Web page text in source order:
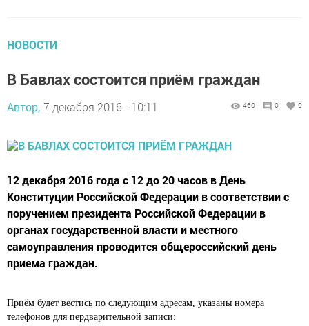
НОВОСТИ
В Бавлах состоится приём граждан
Автор, 7 декабря 2016 - 10:11 460 0 0
12 декабря 2016 года с 12 до 20 часов в День
Конституции Российской Федерации в соответствии с
поручением президента Российской Федерации в
органах государственной власти и местного
самоуправления проводится общероссийский день
приема граждан.
Приём будет вестись по следующим адресам, указаны номера
телефонов для пердварительной записи: